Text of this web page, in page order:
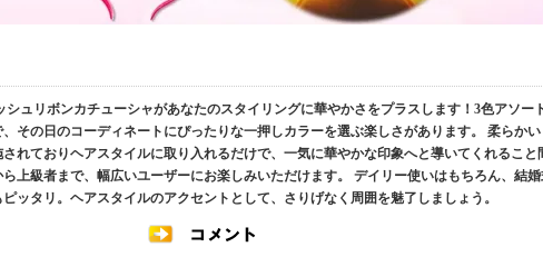
ュリボンカチューシャがあなたのスタイリングに華やかさをプラスします！3色アソー
その日のコーディネートにぴったりな一押しカラーを選ぶ楽しさがあります。 柔らか
れておりヘアスタイルに取り入れるだけで、一気に華やかな印象へと導いてくれること
上級者まで、幅広いユーザーにお楽しみいただけます。 デイリー使いはもちろん、結
ッタリ。ヘアスタイルのアクセントとして、さりげなく周囲を魅了しましょう。